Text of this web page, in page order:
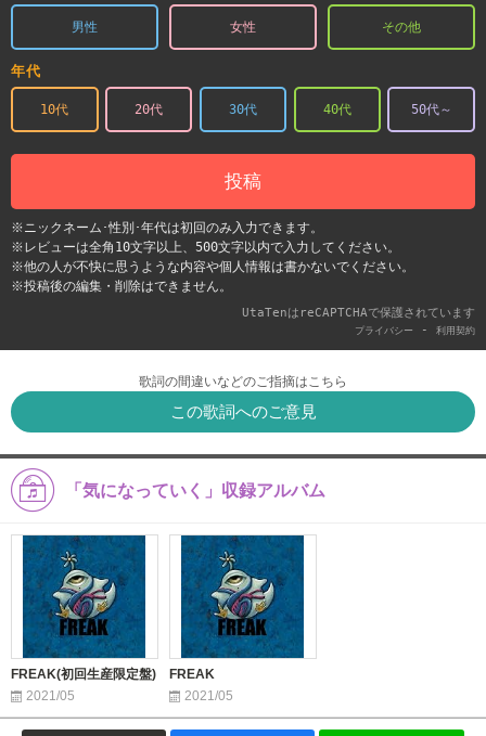
男性 女性 その他
年代
10代 20代 30代 40代 50代～
投稿
※ニックネーム･性別･年代は初回のみ入力できます。
※レビューは全角10文字以上、500文字以内で入力してください。
※他の人が不快に思うような内容や個人情報は書かないでください。
※投稿後の編集・削除はできません。
UtaTenはreCAPTCHAで保護されています
プライバシー - 利用契約
歌詞の間違いなどのご指摘はこちら
この歌詞へのご意見
「気になっていく」収録アルバム
FREAK(初回生産限定盤)
2021/05
FREAK
2021/05